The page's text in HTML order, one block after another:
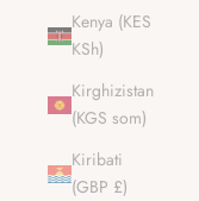
Kenya (KES
KSh)
Kirghizistan
(KGS som)
Kiribati
(GBP £)